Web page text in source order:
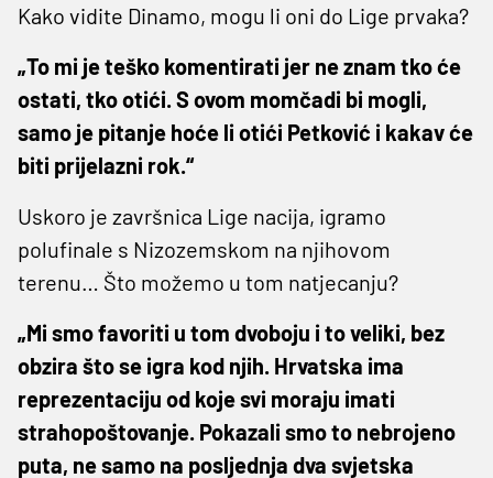
Kako vidite Dinamo, mogu li oni do Lige prvaka?
„To mi je teško komentirati jer ne znam tko će
ostati, tko otići. S ovom momčadi bi mogli,
samo je pitanje hoće li otići Petković i kakav će
biti prijelazni rok.“
Uskoro je završnica Lige nacija, igramo
polufinale s Nizozemskom na njihovom
terenu… Što možemo u tom natjecanju?
„Mi smo favoriti u tom dvoboju i to veliki, bez
obzira što se igra kod njih. Hrvatska ima
reprezentaciju od koje svi moraju imati
strahopoštovanje. Pokazali smo to nebrojeno
puta, ne samo na posljednja dva svjetska